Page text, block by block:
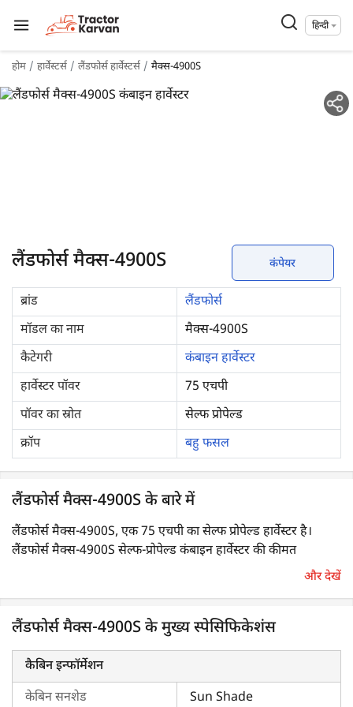
हिन्दी
होम हार्वेस्टर्स लैंडफोर्स हार्वेस्टर्स मैक्स-4900S
लैंडफोर्स मैक्स-4900S कंपेयर
ब्रांड
लैंडफोर्स
मॉडल का नाम
मैक्स-4900S
कैटेगरी
कंबाइन हार्वेस्टर
हार्वेस्टर पॉवर
75 एचपी
पॉवर का स्रोत
सेल्फ प्रोपेल्ड
क्रॉप
बहु फसल
लैंडफोर्स मैक्स-4900S के बारे में
लैंडफोर्स मैक्स-4900S, एक 75 एचपी का सेल्फ प्रोपेल्ड हार्वेस्टर है।
लैंडफोर्स मैक्स-4900S सेल्फ-प्रोपेल्ड कंबाइन हार्वेस्टर की कीमत
से एक है। इसे सेल्फ प्रोपेल्ड कंबाइन हार्वेस्टर का असली राजा माना जाता है
क्योंकि यह अधिकतम उत्पादकता, बेहतर सेवा और बेहतरीन प्रदर्शन प्रदान
करता है। यह अनूठी विशेषताओं और उच्च दक्षता के साथ आता है। यह एक
मल्टी-क्रॉप हार्वेस्टर है, जो धान और गेहूँ जैसी कई फ़सलों की कटाई के लिए
डिज़ाइन किया गया है।
और देखें
लैंडफोर्स मैक्स-4900S के मुख्य स्पेसिफिकेशंस
कैबिन इन्फॉर्मेशन
केबिन सनशेड
Sun Shade